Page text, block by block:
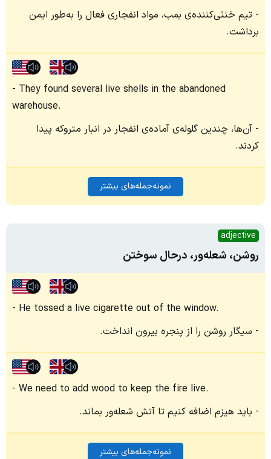
تیم خنثی‌کننده‌ی بمب، مواد انفجاری فعال را به‌طور ایمن
برداشت.
They found several live shells in the abandoned
warehouse.
آن‌ها، چندین گلوله‌ی آماده‌ی انفجار در انبار متروکه پیدا
کردند.
نمونه‌جمله‌های بیشتر
adjective
روشن، شعله‌ور، درحال سوختن
He tossed a live cigarette out of the window.
سیگار روشن را از پنجره بیرون انداخت.
We need to add wood to keep the fire live.
باید هیزم اضافه کنیم تا آتش شعله‌ور بماند.
نمونه‌جمله‌های بیشتر